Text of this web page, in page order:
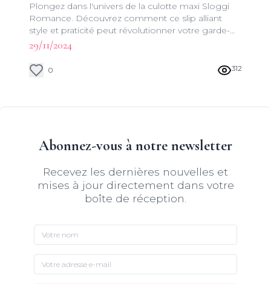
Plongez dans l'univers de la culotte maxi Sloggi
Romance. Découvrez comment ce slip alliant
style et praticité peut révolutionner votre garde-
robe de lingerie au quotidien.
29/11/2024
0 312
Abonnez-vous à notre newsletter
Recevez les dernières nouvelles et
mises à jour directement dans votre
boîte de réception.